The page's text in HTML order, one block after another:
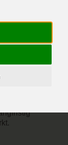
den Vater